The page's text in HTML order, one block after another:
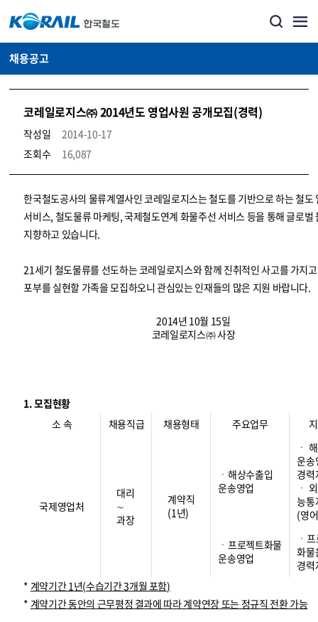
채용공고
코레일로지스㈜ 2014년도 영업사원 공개모집(경력)
작성일
2014-10-17
조회수
16,087
코레일소개_경영공시_채용공고 상세보기 – 내용, 파일, 담당자 연락처로 구성
한국철도공사의 물류계열사인 코레일로지스는 철도를 기반으로 하는 철도
서비스, 철도물류 마케팅, 국제철도연계 화물주선 서비스 등을 통해 글로벌
지향하고 있습니다.
21세기 철도물류를 선도하는 코레일로지스와 함께 진취적인 사고를 가지
포부를 실현할 가족을 모집하오니 관심있는 인재들의 많은 지원 바랍니다.
2014년 10월 15일
코레일로지스㈜ 사장
1. 모집현황
소 속
채용직급 채용형태 주요업무
국제영업처
대리
∼
과장
계약직
(1년)
ㆍ해상수출입
운송영업
ㆍ
운송
경력
ㆍ
능통
(영
ㆍ프로젝트화물
운송영업
ㆍ
화물
경력
* 계약기간1년(수습기간3개월 포함)
* 계약기간 동안의 근무평정 결과에 따라 계약연장 또는 정규직 전환 가능